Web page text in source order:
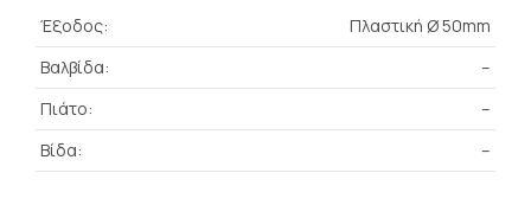
Έξοδος:
Πλαστική Ø 50mm
Βαλβίδα:
–
Πιάτο:
–
Βίδα:
–